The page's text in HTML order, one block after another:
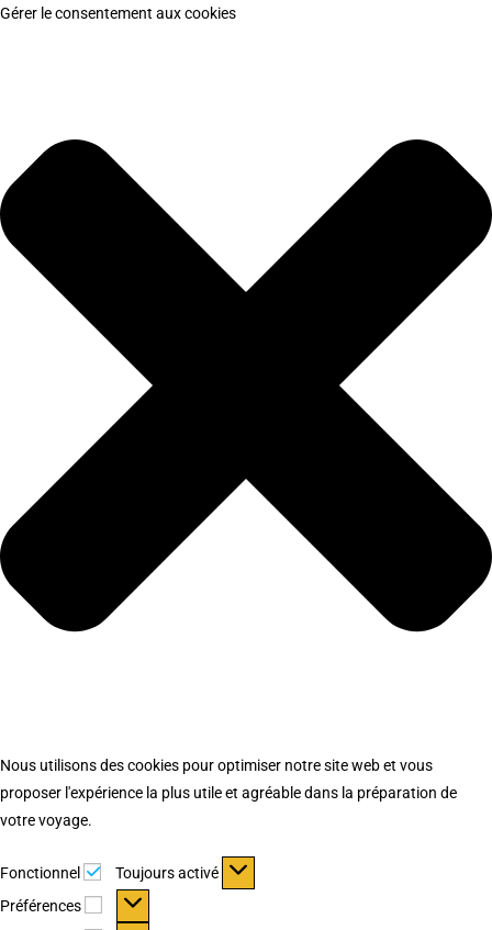
Gérer le consentement aux cookies
Nous utilisons des cookies pour optimiser notre site web et vous
proposer l'expérience la plus utile et agréable dans la préparation de
votre voyage.
Fonctionnel Fonctionnel
Toujours activé
Préférences
Préférences